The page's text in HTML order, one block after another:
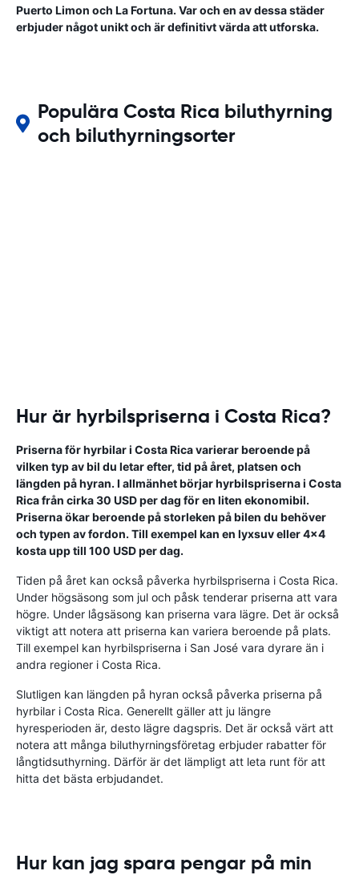
Puerto Limon och La Fortuna. Var och en av dessa städer
erbjuder något unikt och är definitivt värda att utforska.
Populära Costa Rica biluthyrning
och biluthyrningsorter
Hur är hyrbilspriserna i Costa Rica?
Priserna för hyrbilar i Costa Rica varierar beroende på
vilken typ av bil du letar efter, tid på året, platsen och
längden på hyran. I allmänhet börjar hyrbilspriserna i Costa
Rica från cirka 30 USD per dag för en liten ekonomibil.
Priserna ökar beroende på storleken på bilen du behöver
och typen av fordon. Till exempel kan en lyxsuv eller 4x4
kosta upp till 100 USD per dag.
Tiden på året kan också påverka hyrbilspriserna i Costa Rica.
Under högsäsong som jul och påsk tenderar priserna att vara
högre. Under lågsäsong kan priserna vara lägre. Det är också
viktigt att notera att priserna kan variera beroende på plats.
Till exempel kan hyrbilspriserna i San José vara dyrare än i
andra regioner i Costa Rica.
Slutligen kan längden på hyran också påverka priserna på
hyrbilar i Costa Rica. Generellt gäller att ju längre
hyresperioden är, desto lägre dagspris. Det är också värt att
notera att många biluthyrningsföretag erbjuder rabatter för
långtidsuthyrning. Därför är det lämpligt att leta runt för att
hitta det bästa erbjudandet.
Hur kan jag spara pengar på min